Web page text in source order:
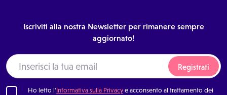
Iscriviti alla nostra Newsletter per rimanere sempre
aggiornato!
Registrati
Ho letto l'Informativa sulla Privacye acconsento al trattamento dei